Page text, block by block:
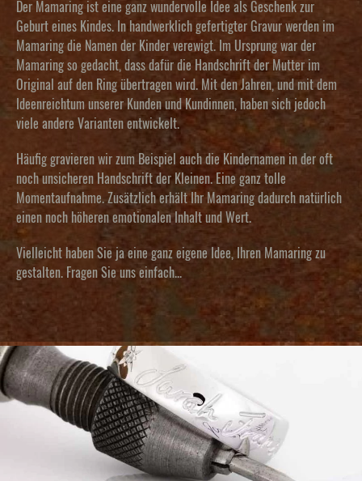
Der Mamaring ist eine ganz wundervolle Idee als Geschenk zur
Geburt eines Kindes . In handwerklich gefertigter Gravur werden im
Mamaring die Namen der Kinder verewigt. Im Ursprung war der
Mamaring so gedacht, dass dafür die Handschrift der Mutter im
Original auf den Ring übertragen wird. Mit den Jahren, und mit dem
Ideenreichtum unserer Kunden und Kundinnen, haben sich jedoch
viele andere Varianten entwickelt.
Häufig gravieren wir zum Beispiel auch die Kindernamen in der oft
noch unsicheren Handschrift der Kleinen. Eine ganz tolle
Momentaufnahme. Zusätzlich erhält Ihr Mamaring dadurch natürlich
einen noch höheren emotionalen Inhalt und Wert.
Vielleicht haben Sie ja eine ganz eigene Idee, Ihren Mamaring zu
gestalten. Fragen Sie uns einfach...